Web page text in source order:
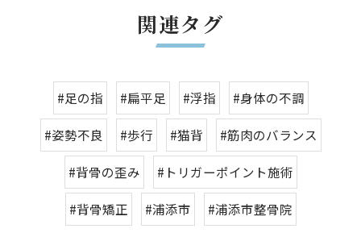
関連タグ
#足の指 #扁平足 #浮指 #身体の不調
#姿勢不良 #歩行 #猫背 #筋肉のバランス
#背骨の歪み #トリガーポイント施術
#背骨矯正 #浦添市 #浦添市整骨院